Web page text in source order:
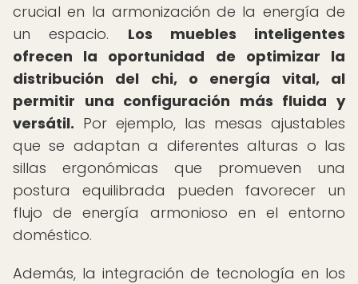
crucial en la armonización de la energía de
un espacio. Los muebles inteligentes
ofrecen la oportunidad de optimizar la
distribución del chi, o energía vital, al
permitir una configuración más fluida y
versátil. Por ejemplo, las mesas ajustables
que se adaptan a diferentes alturas o las
sillas ergonómicas que promueven una
postura equilibrada pueden favorecer un
flujo de energía armonioso en el entorno
doméstico.
Además, la integración de tecnología en los